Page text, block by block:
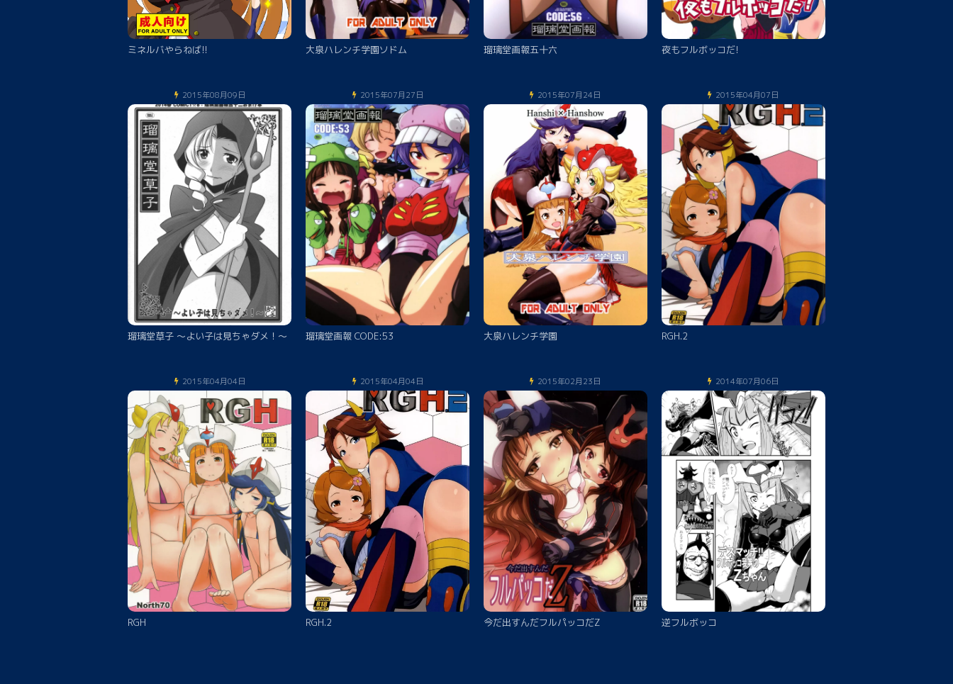
ミネルバやらねば!! 大泉ハレンチ学園ソドム 瑠璃堂画報五十六 夜もフルボッコだ!
2015年08月09日
瑠璃堂草子 ～よい子は見ちゃダメ！～
2015年07月27日
瑠璃堂画報 CODE:53
2015年07月24日
大泉ハレンチ学園
2015年04月07日
RGH.2
2015年04月04日
RGH
2015年04月04日
RGH.2
2015年02月23日
今だ出すんだフルパッコだZ
2014年07月06日
逆フルボッコ